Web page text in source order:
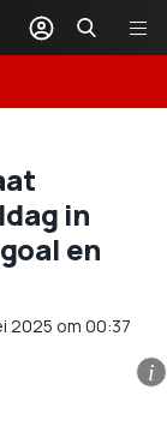
in
en
2025 om 00:37
i